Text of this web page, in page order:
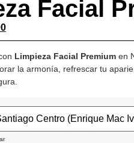
Facial
Limpieza Facial Premium en
la armonía, refrescar tu